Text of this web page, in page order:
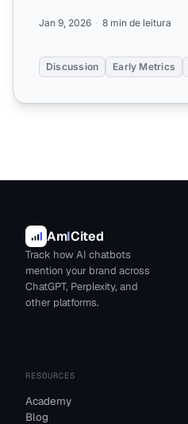
Jan 9, 2026 8 min de leitura
Discussion Early Metrics
AmICited
Track how AI chatbots
mention your brand across
ChatGPT, Perplexity, and
other platforms.
RESOURCES
Academy
Blog